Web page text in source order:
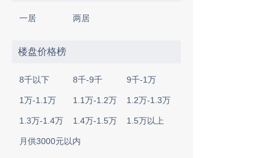
一居 两居
楼盘价格榜
8千以下 8千-9千 9千-1万
1万-1.1万 1.1万-1.2万 1.2万-1.3万
1.3万-1.4万 1.4万-1.5万 1.5万以上
月供3000元以内